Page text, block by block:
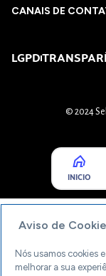
CANAIS DE
LGPD
© 2024
INICIO
Aviso de
Nós usamos cookies
melhorar a sua